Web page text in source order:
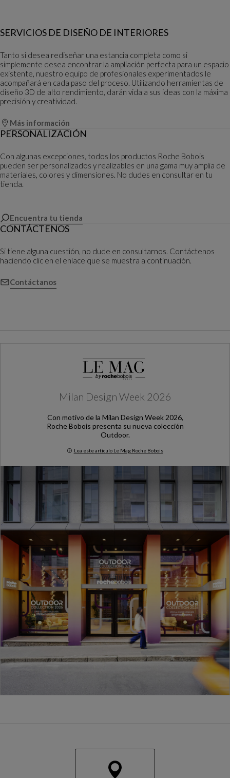
SERVICIOS DE DISEÑO DE INTERIORES
Tanto si desea rediseñar una estancia completa como si
simplemente desea encontrar la ampliación perfecta para un espacio
existente, nuestro equipo de profesionales experimentados le
acompañará en cada paso del proceso. Utilizando herramientas de
diseño 3D de alto rendimiento, darán vida a sus ideas con la máxima
precisión y creatividad.
Más información
PERSONALIZACIÓN
Con algunas excepciones, todos los productos Roche Bobois
pueden ser personalizados y realizables en una gama muy amplia de
materiales, colores y dimensiones. No dudes en consultar en tu
tienda.
Encuentra tu tienda
CONTÁCTENOS
Si tiene alguna cuestión, no dude en consultarnos. Contáctenos
haciendo clic en el enlace que se muestra a continuación.
Contáctanos
Milan Design Week 2026
Con motivo de la Milan Design Week 2026,
Roche Bobois presenta su nueva colección
Outdoor.
Lea este artículo Le Mag Roche Bobois
Milan Design Week 2026